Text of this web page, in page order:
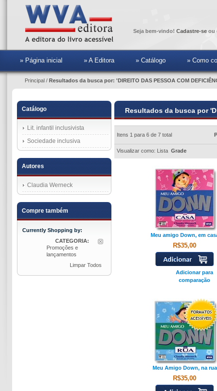
Seja bem-vindo! Cadastre-se ou
» Página inicial » A Editora » Catálogo » Como
Principal / Resultados da busca por: 'DIREITO DAS PESSOA COM
Resultados da busca por
Itens 1 para 6 de 7 total
Visualizar como: Lista Grade
Meu amigo Down, em
R$35,00
Adicionar para
comparação
Meu Amigo Down, na rua
R$35,00
Catálogo
Lit. infantil inclusivista
Sociedade inclusiva
Autores
Claudia Werneck
Compre também
Currently Shopping by:
CATEGORIA:
Promoções e
lançamentos
Limpar Todos